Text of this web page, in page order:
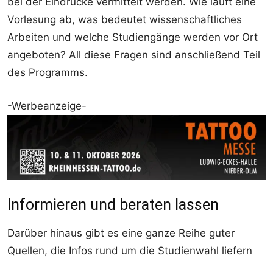
Vorlesung ab, was bedeutet wissenschaftliches
Arbeiten und welche Studiengänge werden vor Ort
angeboten? All diese Fragen sind anschließend Teil
des Programms.
-Werbeanzeige-
Informieren und beraten lassen
Darüber hinaus gibt es eine ganze Reihe guter
Quellen, die Infos rund um die Studienwahl liefern